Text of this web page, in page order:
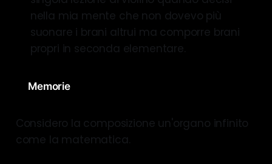
nella mia mente che non dovevo più
suonare i brani altrui ma comporre brani
propri in seconda elementare.
Memorie
Considero la composizione un'organo infinito
come la matematica.